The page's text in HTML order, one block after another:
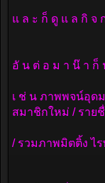
แ ล ะ ก็ ดู แ ล กิ จ
อั น ต่ อ ม า น๊ า ก็
เ ช่ น ภาพพจน์อุด
สมาชิกใหม่ / ราย
/ รวมภาพมิตติ้ง ไร